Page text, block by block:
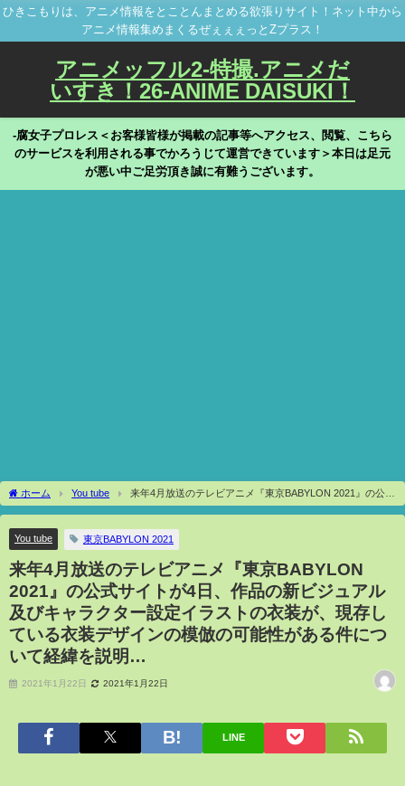
ひきこもりは、アニメ情報をとことんまとめる欲張りサイト！ネット中から
アニメ情報集めまくるぜぇぇぇっとZプラス！
アニメッフル2-特撮.アニメだ
いすき！26-ANIME DAISUKI！
-腐女子プロレス＜お客様皆様が掲載の記事等へアクセス、閲覧、こちら
のサービスを利用される事でかろうじて運営できています＞本日は足元
が悪い中ご足労頂き誠に有難うございます。
ホーム You tube
来年4月放送のテレビアニメ『東京BABYLON 2021』の公式
サイトが4日、作品の新ビジュアル及びキャラクター設定イラストの衣装が、現存して
You tube
東京BABYLON 2021
来年4月放送のテレビアニメ『東京BABYLON
2021』の公式サイトが4日、作品の新ビジュアル
及びキャラクター設定イラストの衣装が、現存し
ている衣装デザインの模倣の可能性がある件につ
いて経緯を説明…
2021年1月22日 2021年1月22日
LINE